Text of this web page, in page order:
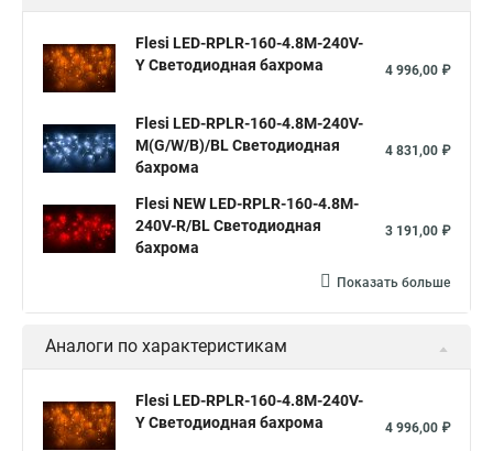
Flesi LED-RPLR-160-4.8M-240V-
Y Светодиодная бахрома
4 996,00 ₽
Flesi LED-RPLR-160-4.8M-240V-
M(G/W/B)/BL Светодиодная
бахрома
4 831,00 ₽
Flesi NEW LED-RPLR-160-4.8M-
240V-R/BL Светодиодная
бахрома
3 191,00 ₽
Показать больше
Аналоги по характеристикам
Flesi LED-RPLR-160-4.8M-240V-
Y Светодиодная бахрома
4 996,00 ₽